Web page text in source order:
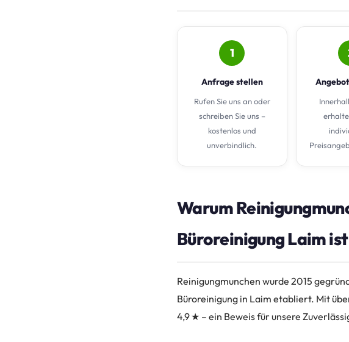
1
Anfrage stellen
Rufen Sie uns an oder
schreiben Sie uns –
kostenlos und
unverbindlich.
Warum
Büroreinigung Laim ist
Reinigungmunchen wurde 2015
Büroreinigung in Laim etabliert. Mit
4,9 ★ – ein Beweis für unsere